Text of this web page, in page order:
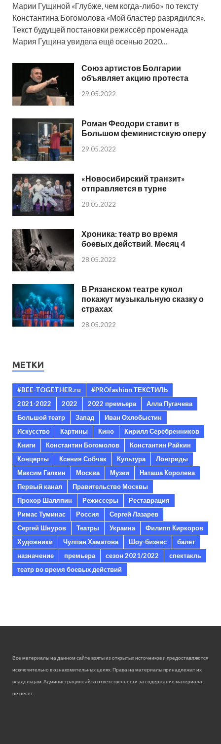
Марии Гущиной «Глубже, чем когда-либо» по тексту
Константина Богомолова «Мой бластер разрядился».
Текст будущей постановки режиссёр променада
Мария Гущина увидела ещё осенью 2020…
Союз артистов Болгарии
объявляет акцию протеста
29.05.2022
Роман Феодори ставит в
Большом феминистскую оперу
29.05.2022
«Новосибирский транзит»
отправляется в турне
28.05.2022
Хроника: театр во время
боевых действий. Месяц 4
28.05.2022
В Рязанском театре кукол
покажут музыкальную сказку о
страхах
28.05.2022
МЕТКИ
#BEE-TOGETHER.ru
#PROfashion ТЕКСТИЛЬ
2021-2022
2022 2022 премьера
Алла Пугачева
Большой театр
Запад
Иван Охлобыстин
Искусство
Картины Кино
Кирилл Серебренников
Книги
Константин Богомолов
Константин Райкин
Концерты
Ксения Собчак Культура
Лонгриды
Максим Галкин
Москва Музеи
Наташа Королева
Первый канал
Правительство Москвы
Прохор Шаляпин
Режиссеры
Реставрация
Римас Туминас
Россия
Сергей Лазарев
Сергей Шнуров
Театры Украина
Филипп Киркоров
Художники
Чулпан Хаматова Шоу-бизнес
балет
назначение
премьера сезон 2021/2022
спектакль
театр во время боевых действий
Все материалы на данном сайте взяты из открытых источников и предоставляются
исключительно в ознакомительных целях. Права на материалы принадлежат их
владельцам. Администрация сайта ответственности за содержание материала
не несет.